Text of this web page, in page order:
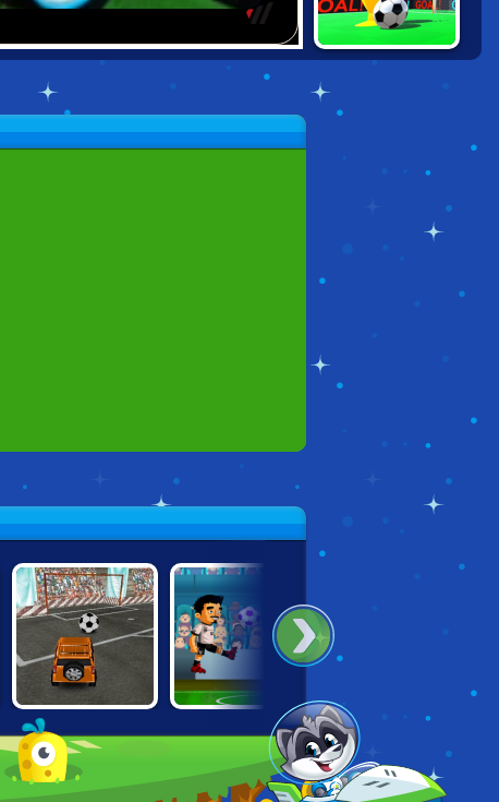
TRICKY KICK
WORLD SOCCER
KWIKI SOCCER
4X4 SOCCER